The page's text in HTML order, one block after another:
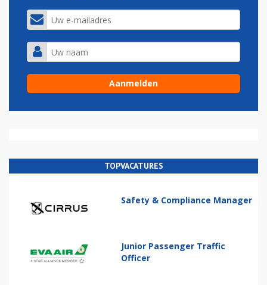
TOPVACATURES
Safety & Compliance Manager
Junior Passenger Traffic
Officer